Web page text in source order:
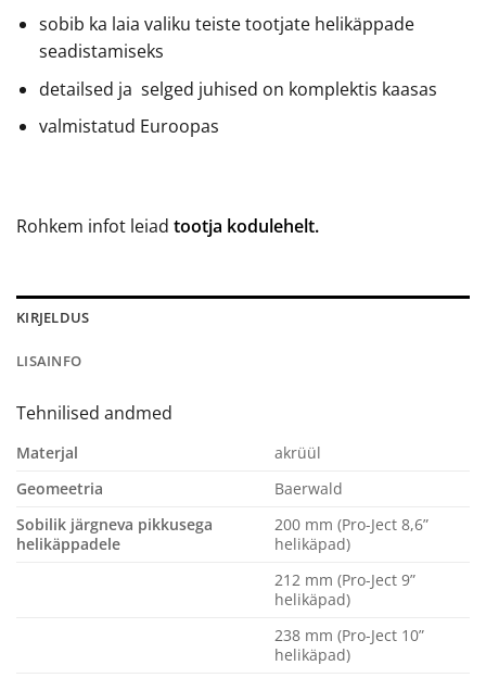
sobib ka laia valiku teiste tootjate helikäppade
seadistamiseks
detailsed ja selged juhised on komplektis kaasas
valmistatud Euroopas
Rohkem infot leiad tootja kodulehelt.
KIRJELDUS
LISAINFO
Tehnilised andmed
Materjal
akrüül
Geomeetria
Baerwald
Sobilik järgneva pikkusega
helikäppadele
200 mm (Pro-Ject 8,6”
helikäpad)
212 mm (Pro-Ject 9”
helikäpad)
238 mm (Pro-Ject 10”
helikäpad)